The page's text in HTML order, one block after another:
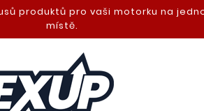
produktů pro vaši motorku na
místě.